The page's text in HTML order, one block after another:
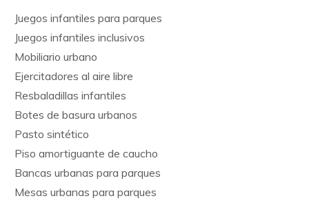
Juegos infantiles para parques
Juegos infantiles inclusivos
Mobiliario urbano
Ejercitadores al aire libre
Resbaladillas infantiles
Botes de basura urbanos
Pasto sintético
Piso amortiguante de caucho
Bancas urbanas para parques
Mesas urbanas para parques